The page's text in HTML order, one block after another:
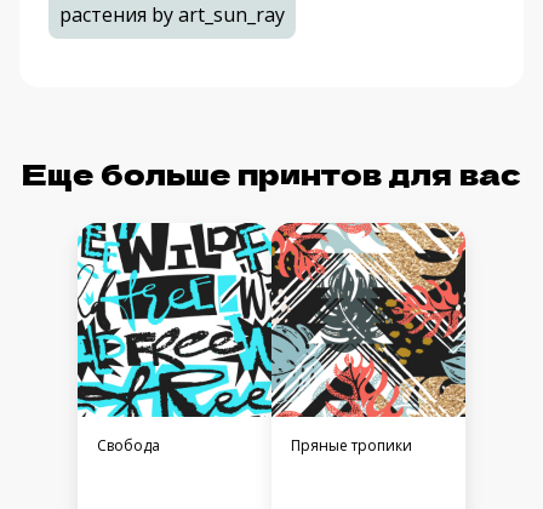
растения by art_sun_ray
Еще больше принтов для вас
Свобода Пряные тропики